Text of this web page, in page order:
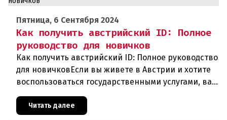
Пятница, 6 Сентября 2024
Как получить австрийский ID: Полное
руководство для новичков
Как получить австрийский ID: Полное руководство
для новичковЕсли вы живете в Австрии и хотите
воспользоваться государственными услугами, вам
необходимо получить специальный "ID Австрии".
Этот процесс
Читать далее